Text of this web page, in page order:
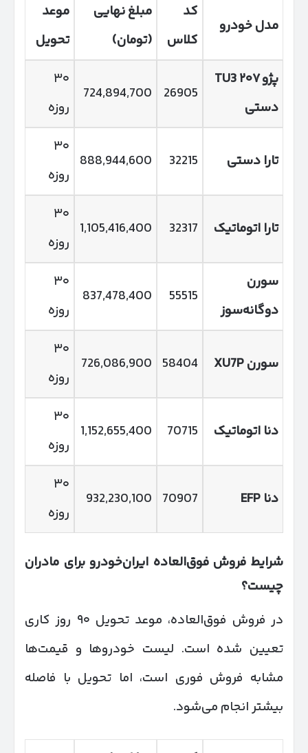
مدل خودرو
کد
کلاس
مبلغ نهایی
(تومان)
موعد
تحویل
پژو۲۰۷TU3
دستی
26905
724,894,700
۳۰
روزه
تارا دستی 32215
888,944,600
۳۰
روزه
تارا اتوماتیک 32317
1,105,416,400
۳۰
روزه
سورن
دوگانه‌سوز
55515
837,478,400
۳۰
روزه
سورنXU7P
58404
726,086,900
۳۰
روزه
دنا اتوماتیک 70715
1,152,655,400
۳۰
روزه
دنا EFP
70907
932,230,100
۳۰
روزه
شرایط فروش فوق‌العاده ایران‌خودرو برای مادران
چیست؟
در فروش فوق‌العاده، موعد تحویل ۹۰ روز کاری
تعیین شده است. لیست خودروها و قیمت‌ها
مشابه فروش فوری است، اما تحویل با فاصله
بیشتر انجام می‌شود.